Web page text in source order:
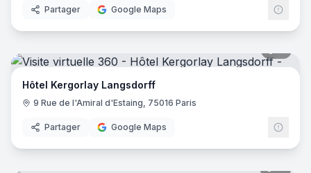
Partager Google Maps
Hôtel Kergorlay Langsdorff
9 Rue de l'Amiral d'Estaing, 75016 Paris
Partager Google Maps